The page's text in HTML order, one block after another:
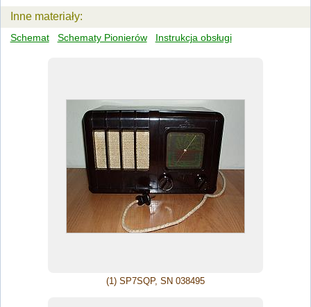
Inne materiały:
Schemat Schematy Pionierów Instrukcja obsługi
(1) SP7SQP, SN 038495